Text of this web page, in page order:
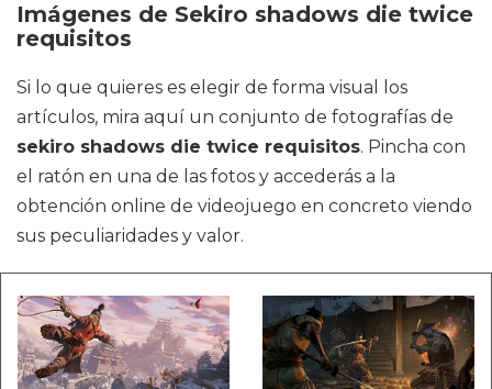
Imágenes de Sekiro shadows die twice
requisitos
Si lo que quieres es elegir de forma visual los
artículos, mira aquí un conjunto de fotografías de
sekiro shadows die twice requisitos. Pincha con
el ratón en una de las fotos y accederás a la
obtención online de videojuego en concreto viendo
sus peculiaridades y valor.